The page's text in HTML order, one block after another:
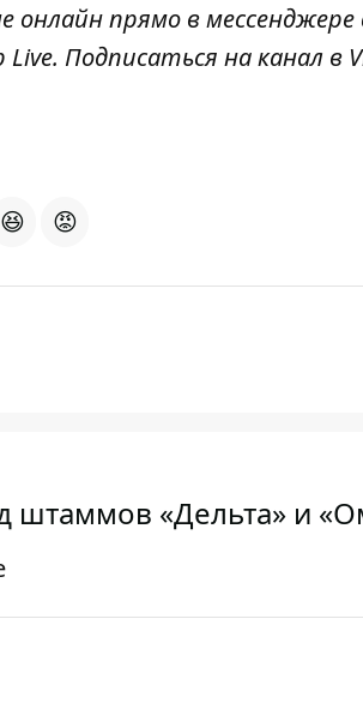
онлайн прямо в
. Подписаться на канал в
😆 😡
штаммов «Дельта» и